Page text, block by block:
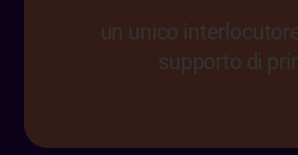
un unico
supporto di